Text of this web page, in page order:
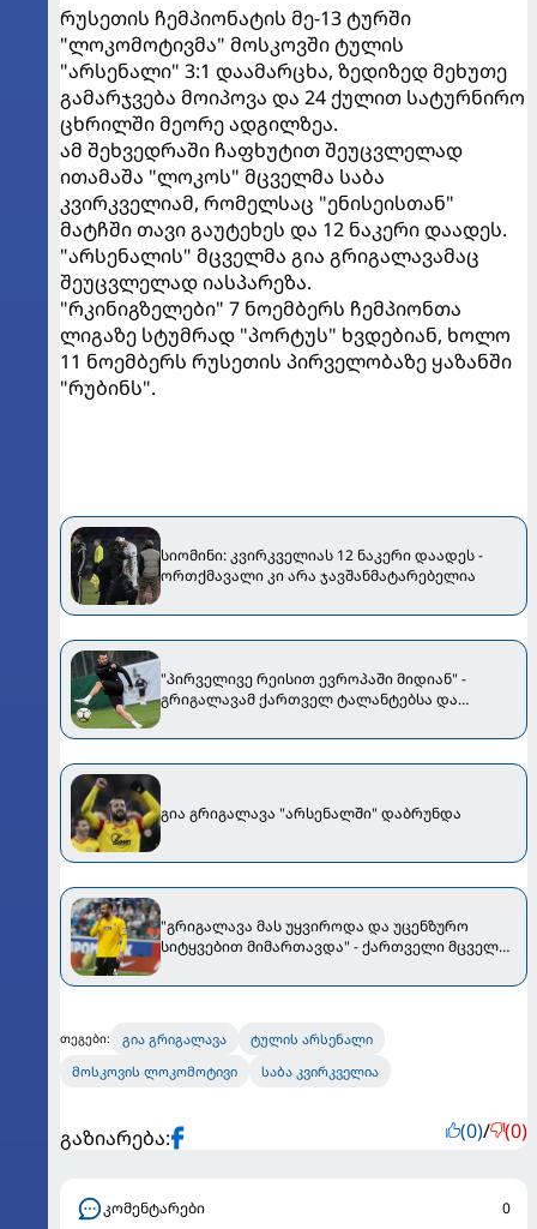
რუსეთის ჩემპიონატის მე-13 ტურში
"ლოკომოტივმა" მოსკოვში ტულის
"არსენალი" 3:1 დაამარცხა, ზედიზედ მეხუთე
გამარჯვება მოიპოვა და 24 ქულით სატურნირო
ცხრილში მეორე ადგილზეა.
ამ შეხვედრაში ჩაფხუტით შეუცვლელად
ითამაშა "ლოკოს" მცველმა საბა
კვირკველიამ, რომელსაც "ენისეისთან"
მატჩში თავი გაუტეხეს და 12 ნაკერი დაადეს.
"არსენალის" მცველმა გია გრიგალავამაც
შეუცვლელად იასპარეზა.
"რკინიგზელები" 7 ნოემბერს ჩემპიონთა
ლიგაზე სტუმრად "პორტუს" ხვდებიან, ხოლო
11 ნოემბერს რუსეთის პირველობაზე ყაზანში
"რუბინს".
სიომინი: კვირკველიას 12 ნაკერი დაადეს -
ორთქმავალი კი არა ჯავშანმატარებელია
"პირველივე რეისით ევროპაში მიდიან" -
გრიგალავამ ქართველ ტალანტებსა და
გია გრიგალავა "არსენალში" დაბრუნდა
"გრიგალავა მას უყვიროდა და უცენზურო
სიტყვებით მიმართავდა" - ქართველი მცველი
თეგები: გია გრიგალავა
ტულის არსენალი
მოსკოვის ლოკომოტივი
საბა კვირკველია
გაზიარება: (0)/ (0)
კომენტარები 0